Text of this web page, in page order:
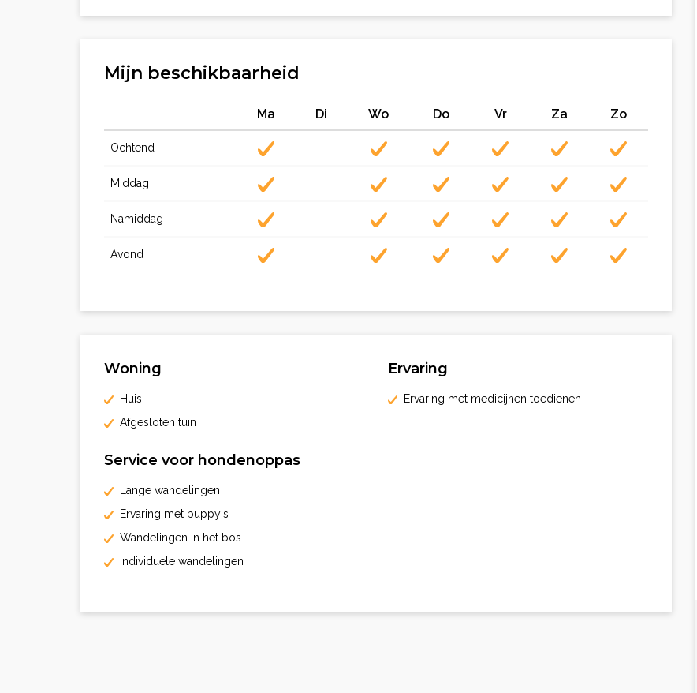
Mijn beschikbaarheid
Ma Di Wo Do Vr Za Zo
Ochtend
Middag
Namiddag
Avond
Woning
Huis
Afgesloten tuin
Ervaring
Ervaring met medicijnen toedienen
Service voor hondenoppas
Lange wandelingen
Ervaring met puppy's
Wandelingen in het bos
Individuele wandelingen